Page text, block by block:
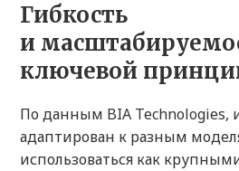
Гибкость
и
ключевой
По данным BIA Technologies,
адаптирован к разным
использоваться как